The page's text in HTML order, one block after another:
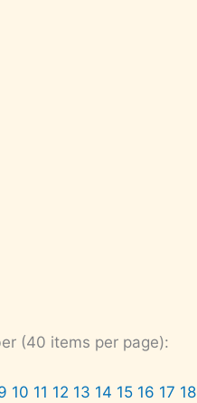
(40 items per page):
10 11 12 13 14 15 16 17 18